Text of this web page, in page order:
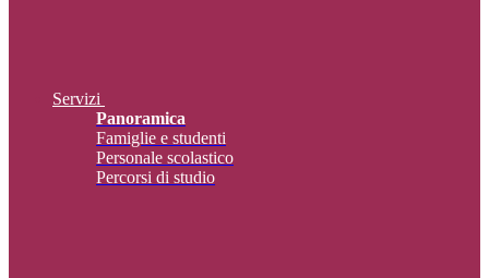
Servizi
Panoramica
Famiglie e studenti
Personale scolastico
Percorsi di studio